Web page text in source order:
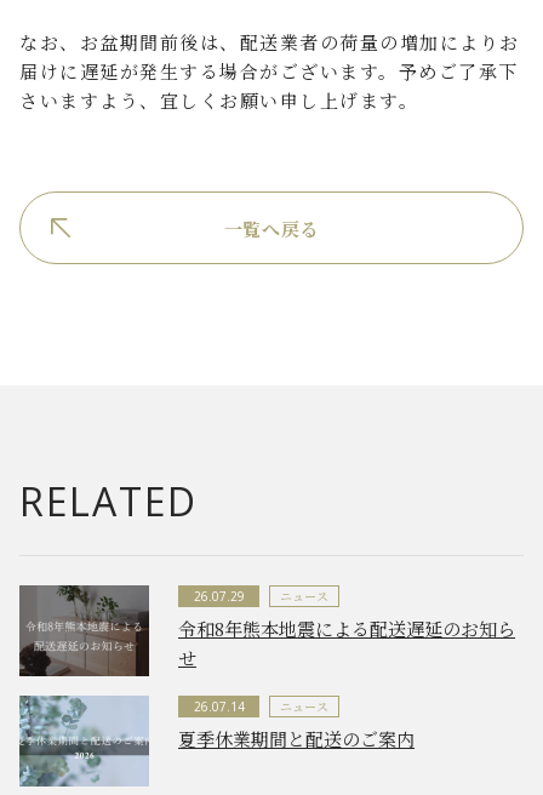
なお、お盆期間前後は、配送業者の荷量の増加によりお
届けに遅延が発生する場合がございます。予めご了承下
さいますよう、宜しくお願い申し上げます。
一覧へ戻る
RELATED
26.07.29 ニュース
令和8年熊本地震による配送遅延のお知ら
せ
26.07.14 ニュース
夏季休業期間と配送のご案内